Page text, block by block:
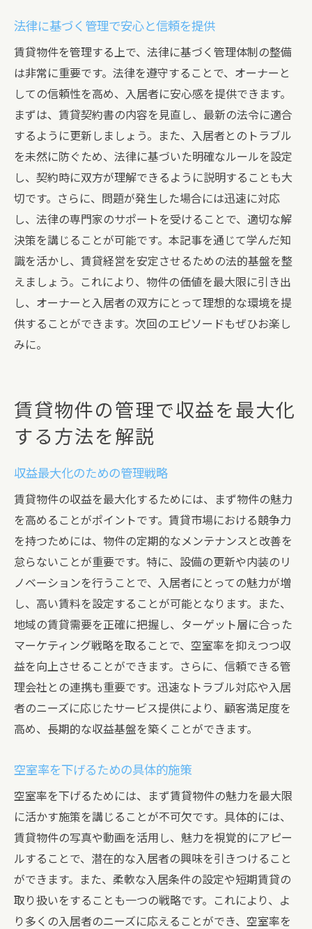
法律に基づく管理で安心と信頼を提供
賃貸物件を管理する上で、法律に基づく管理体制の整備
は非常に重要です。法律を遵守することで、オーナーと
しての信頼性を高め、入居者に安心感を提供できます。
まずは、賃貸契約書の内容を見直し、最新の法令に適合
するように更新しましょう。また、入居者とのトラブル
を未然に防ぐため、法律に基づいた明確なルールを設定
し、契約時に双方が理解できるように説明することも大
切です。さらに、問題が発生した場合には迅速に対応
し、法律の専門家のサポートを受けることで、適切な解
決策を講じることが可能です。本記事を通じて学んだ知
識を活かし、賃貸経営を安定させるための法的基盤を整
えましょう。これにより、物件の価値を最大限に引き出
し、オーナーと入居者の双方にとって理想的な環境を提
供することができます。次回のエピソードもぜひお楽し
みに。
賃貸物件の管理で収益を最大化
する方法を解説
収益最大化のための管理戦略
賃貸物件の収益を最大化するためには、まず物件の魅力
を高めることがポイントです。賃貸市場における競争力
を持つためには、物件の定期的なメンテナンスと改善を
怠らないことが重要です。特に、設備の更新や内装のリ
ノベーションを行うことで、入居者にとっての魅力が増
し、高い賃料を設定することが可能となります。また、
地域の賃貸需要を正確に把握し、ターゲット層に合った
マーケティング戦略を取ることで、空室率を抑えつつ収
益を向上させることができます。さらに、信頼できる管
理会社との連携も重要です。迅速なトラブル対応や入居
者のニーズに応じたサービス提供により、顧客満足度を
高め、長期的な収益基盤を築くことができます。
空室率を下げるための具体的施策
空室率を下げるためには、まず賃貸物件の魅力を最大限
に活かす施策を講じることが不可欠です。具体的には、
賃貸物件の写真や動画を活用し、魅力を視覚的にアピー
ルすることで、潜在的な入居者の興味を引きつけること
ができます。また、柔軟な入居条件の設定や短期賃貸の
取り扱いをすることも一つの戦略です。これにより、よ
り多くの入居者のニーズに応えることができ、空室率を